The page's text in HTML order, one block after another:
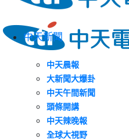
中天新聞
中天晨報
大新聞大爆卦
中天午間新聞
頭條開講
中天辣晚報
全球大視野